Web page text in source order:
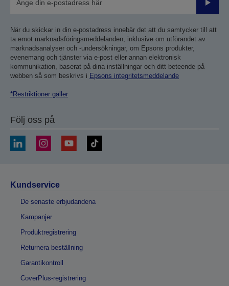
Skicka
När du skickar in din e-postadress innebär det att du samtycker till att
ta emot marknadsföringsmeddelanden, inklusive om utförandet av
marknadsanalyser och -undersökningar, om Epsons produkter,
evenemang och tjänster via e-post eller annan elektronisk
kommunikation, baserat på dina inställningar och ditt beteende på
webben så som beskrivs i Epsons integritetsmeddelande
*Restriktioner gäller
Följ oss på
Kundservice
De senaste erbjudandena
Kampanjer
Produktregistrering
Returnera beställning
Garantikontroll
CoverPlus-registrering